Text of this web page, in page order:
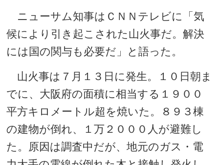
ニューサム知事はＣＮＮテレビに「気
候により引き起こされた山火事だ。解決
には国の関与も必要だ」と語った。
山火事は７月１３日に発生。１０日朝ま
でに、大阪府の面積に相当する１９００
平方キロメートル超を焼いた。８９３棟
の建物が倒れ、１万２０００人が避難し
た。原因は調査中だが、地元のガス・電